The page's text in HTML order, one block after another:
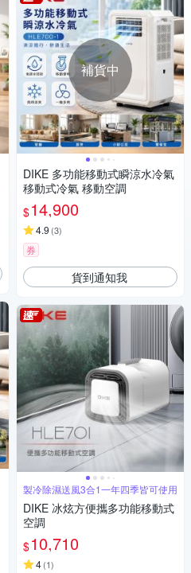
補貨中
DIKE 多功能移動式瞬涼水冷氣
移動式冷氣 移動空調
$14,900
4.9 (3)
券
貨到通知我
製冷除濕送風3合1一年四季皆可使用
DIKE 冰炫方便攜多功能移動式
空調
$10,710
4(1)